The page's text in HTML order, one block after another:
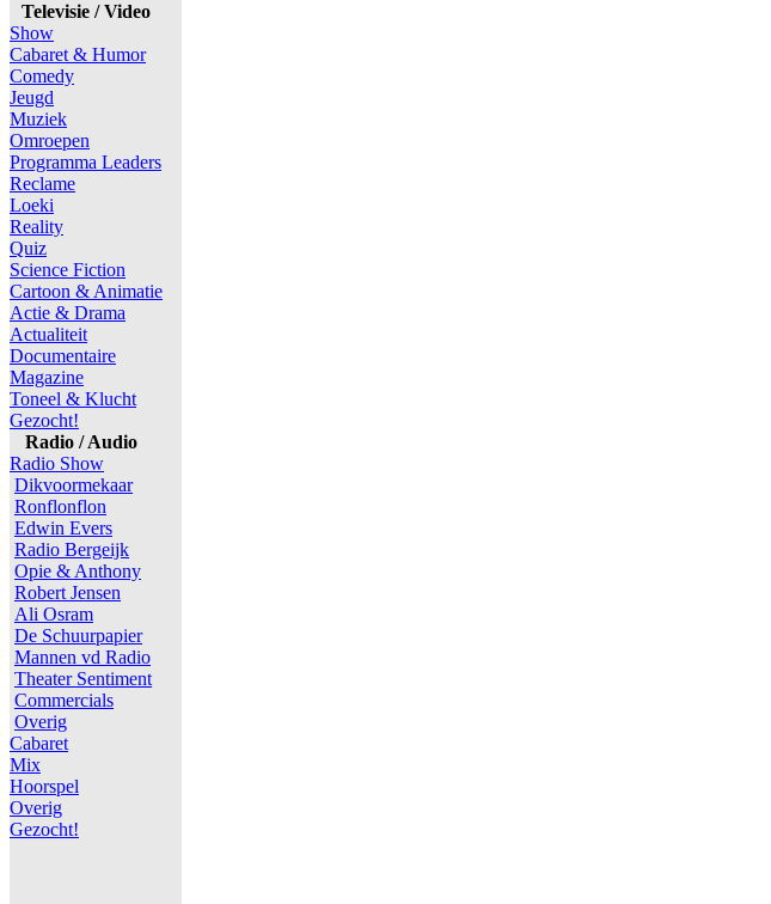
Televisie / Video
Show
Cabaret & Humor
Comedy
Jeugd
Muziek
Omroepen
Programma Leaders
Reclame
Loeki
Reality
Quiz
Science Fiction
Cartoon & Animatie
Actie & Drama
Actualiteit
Documentaire
Magazine
Toneel & Klucht
Gezocht!
Radio / Audio
Radio Show
Dikvoormekaar
Ronflonflon
Edwin Evers
Radio Bergeijk
Opie & Anthony
Robert Jensen
Ali Osram
De Schuurpapier
Mannen vd Radio
Theater Sentiment
Commercials
Overig
Cabaret
Mix
Hoorspel
Overig
Gezocht!